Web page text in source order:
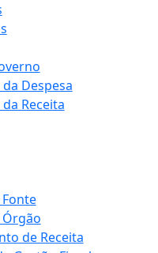
Despesa
Receita
de Receita